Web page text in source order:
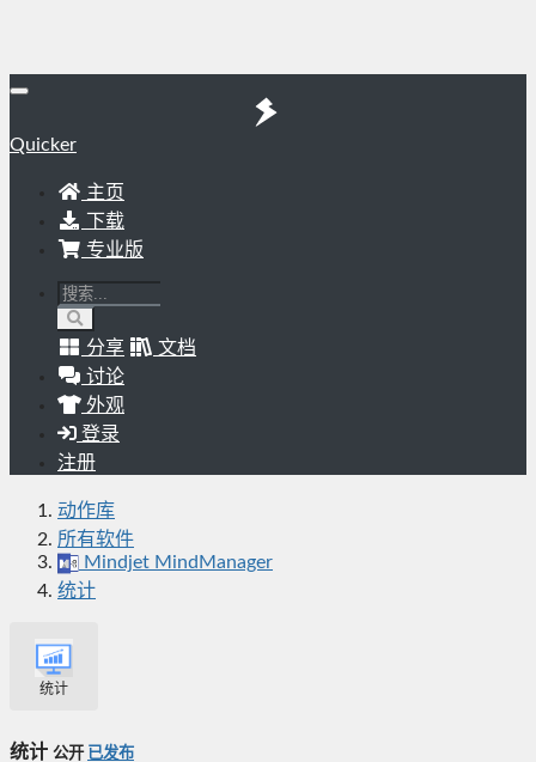
Quicker
主页
下载
专业版
分享
文档
讨论
外观
登录
注册
动作库
所有软件
Mindjet MindManager
统计
统计
统计 公开 已发布